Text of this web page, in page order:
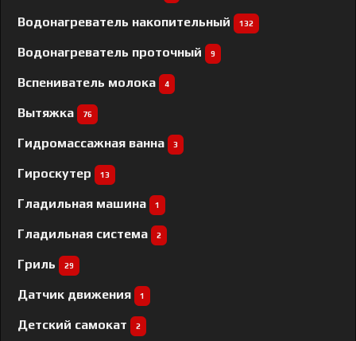
Водонагреватель накопительный 132
Водонагреватель проточный 9
Вспениватель молока 4
Вытяжка 76
Гидромассажная ванна 3
Гироскутер 13
Гладильная машина 1
Гладильная система 2
Гриль 29
Датчик движения 1
Детский самокат 2